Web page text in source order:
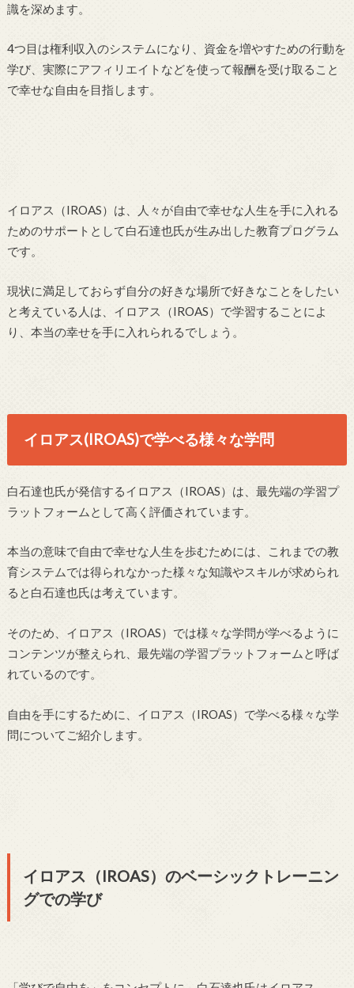
識を深めます。
4つ目は権利収入のシステムになり、資金を増やすための行動を
学び、実際にアフィリエイトなどを使って報酬を受け取ること
で幸せな自由を目指します。
イロアス（IROAS）は、人々が自由で幸せな人生を手に入れる
ためのサポートとして白石達也氏が生み出した教育プログラム
です。
現状に満足しておらず自分の好きな場所で好きなことをしたい
と考えている人は、イロアス（IROAS）で学習することによ
り、本当の幸せを手に入れられるでしょう。
イロアス(IROAS)で学べる様々な学問
白石達也氏が発信するイロアス（IROAS）は、最先端の学習プ
ラットフォームとして高く評価されています。
本当の意味で自由で幸せな人生を歩むためには、これまでの教
育システムでは得られなかった様々な知識やスキルが求められ
ると白石達也氏は考えています。
そのため、イロアス（IROAS）では様々な学問が学べるように
コンテンツが整えられ、最先端の学習プラットフォームと呼ば
れているのです。
自由を手にするために、イロアス（IROAS）で学べる様々な学
問についてご紹介します。
イロアス（IROAS）のベーシックトレーニン
グでの学び